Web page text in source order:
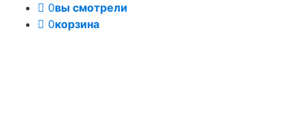
0вы смотрели
0корзина